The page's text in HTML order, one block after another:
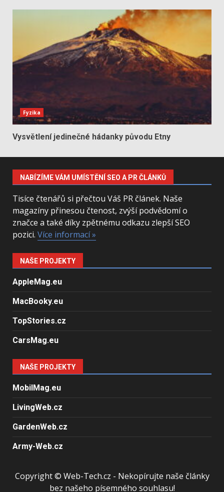
Fyzika
Vysvětlení jedinečné hádanky původu Etny
NABÍZÍME VÁM UMÍSTĚNÍ SEO A PR ČLÁNKŮ
Tisíce čtenářů si přečtou Váš PR článek. Naše
magazíny přinesou čtenost, zvýší podvědomí o
značce a také díky zpětnému odkazu zlepší SEO
pozici. Více informací »
NAŠE PROJEKTY
AppleMag.eu
MacBooky.eu
TopStories.cz
CarsMag.eu
NAŠE PROJEKTY
MobilMag.eu
LivingWeb.cz
GardenWeb.cz
Army-Web.cz
Copyright © Web-Tech.cz - Nekopírujte naše články
bez našeho písemného souhlasu!